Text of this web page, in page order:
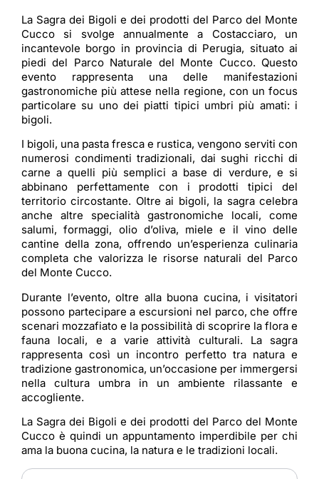
La Sagra dei Bigoli e dei prodotti del Parco del Monte
Cucco si svolge annualmente a Costacciaro, un
incantevole borgo in provincia di Perugia, situato ai
piedi del Parco Naturale del Monte Cucco. Questo
evento rappresenta una delle manifestazioni
gastronomiche più attese nella regione, con un focus
particolare su uno dei piatti tipici umbri più amati: i
bigoli.
I bigoli, una pasta fresca e rustica, vengono serviti con
numerosi condimenti tradizionali, dai sughi ricchi di
carne a quelli più semplici a base di verdure, e si
abbinano perfettamente con i prodotti tipici del
territorio circostante. Oltre ai bigoli, la sagra celebra
anche altre specialità gastronomiche locali, come
salumi, formaggi, olio d’oliva, miele e il vino delle
cantine della zona, offrendo un’esperienza culinaria
completa che valorizza le risorse naturali del Parco
del Monte Cucco.
Durante l’evento, oltre alla buona cucina, i visitatori
possono partecipare a escursioni nel parco, che offre
scenari mozzafiato e la possibilità di scoprire la flora e
fauna locali, e a varie attività culturali. La sagra
rappresenta così un incontro perfetto tra natura e
tradizione gastronomica, un’occasione per immergersi
nella cultura umbra in un ambiente rilassante e
accogliente.
La Sagra dei Bigoli e dei prodotti del Parco del Monte
Cucco è quindi un appuntamento imperdibile per chi
ama la buona cucina, la natura e le tradizioni locali.